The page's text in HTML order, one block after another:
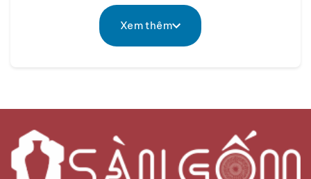
Sàn Gốm Bát Tràngcung cấp bát nắp thờ cao cấp,
chính hãng Bát Tràng
Bát nắp thờ trong văn hóa thờ cúng
người Việt
Tương tự như những vật phẩm khác trên bàn thờ,
bát nắp cũng mang những giá trị riêng, không thể
Xem thêm